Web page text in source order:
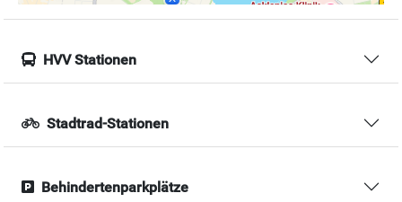
HVV Stationen
Stadtrad-Stationen
Behindertenparkplätze